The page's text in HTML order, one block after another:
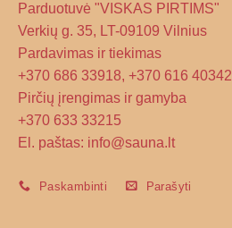
Parduotuvė "VISKAS PIRTIMS"
Verkių g. 35, LT-09109 Vilnius
Pardavimas ir tiekimas
+370 686 33918, +370 616 40342
Pirčių įrengimas ir gamyba
+370 633 33215
El. paštas: info@sauna.lt
Paskambinti Parašyti